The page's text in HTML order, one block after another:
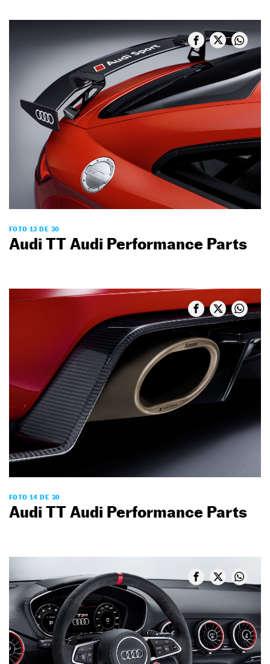
FOTO 13 DE 30
Audi TT Audi Performance Parts
FOTO 14 DE 30
Audi TT Audi Performance Parts